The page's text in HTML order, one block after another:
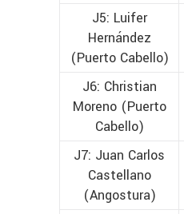
J5: Luifer
Hernández
(Puerto Cabello)
J6: Christian
Moreno (Puerto
Cabello)
J7: Juan Carlos
Castellano
(Angostura)